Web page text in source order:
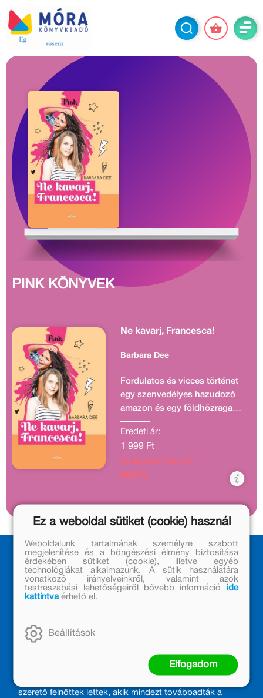
PINK KÖNYVEK
Ne kavarj, Francesca!
Barbara Dee
Fordulatos és vicces történet
egy szenvedélyes hazudozó
amazon és egy földhözragadt,
de kiemelkedni vágyó lány
különleges barátságáról.
Különösen, miután belép a
képbe a fagyizó dögös
pultosfiúja…
Eredeti ár:
1 999 Ft
Kedvezményes ár:
200 Ft
MÓRA KÖNYVKIADÓ – 1950 ÓTA
CSALÁDTAG
Kiadónk generációkat ajándékozott és ajándékoz meg az
szerető felnőttek lettek, akik mindezt továbbadták a
Ez a weboldal sütiket (cookie) használ
Weboldalunk tartalmának személyre szabott
megjelenítése és a böngészési élmény biztosítása
érdekében sütiket (cookie), illetve egyéb
technológiákat alkalmazunk. A sütik használatára
vonatkozó irányelveinkről, valamint azok
testreszabási lehetőségeiről bővebb információ
ide
kattintvaérhető el.
Beállítások
Elfogadom